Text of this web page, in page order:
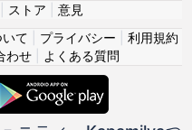
ストア
意見
て プライバシー
利用規約
わせ| よくある質問